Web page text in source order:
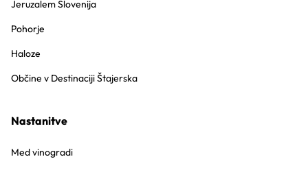
Jeruzalem Slovenija
Pohorje
Haloze
Občine v Destinaciji Štajerska
Nastanitve
Med vinogradi